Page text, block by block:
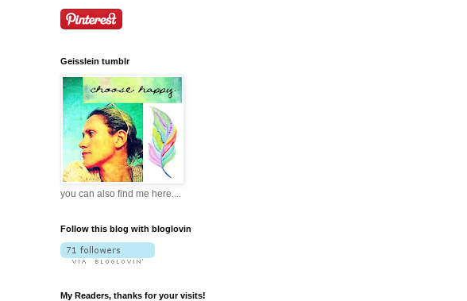
Geisslein tumblr
you can also find me here....
Follow this blog with bloglovin
My Readers, thanks for your visits!